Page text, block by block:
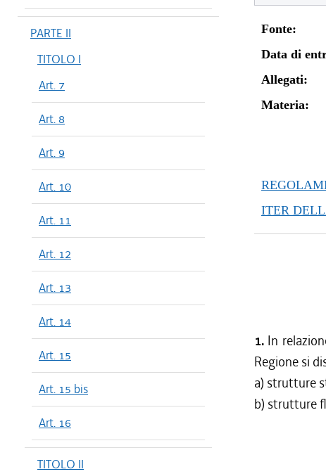
PARTE II
TITOLO I
Art. 7
Art. 8
Art. 9
Art. 10
Art. 11
Art. 12
Art. 13
Art. 14
Art. 15
Art. 15 bis
Art. 16
TITOLO II
Fonte:
Data di
Allegati:
Materia:
ITER
1. In
Regione si
a) strutture
b) strutture